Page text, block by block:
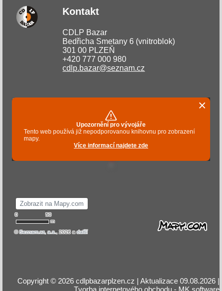
Kontakt
CDLP Bazar
Bedřicha Smetany 6 (vnitroblok)
301 00 PLZEŇ
+420 777 000 980
cdlp.bazar@seznam.cz
Copyright © 2026 cdlpbazarplzen.cz | Aktualizace 09.08.2026 |